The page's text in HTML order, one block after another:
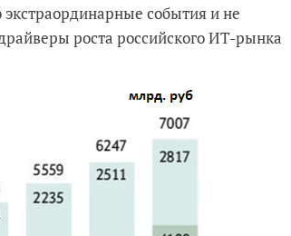
экстраординарные события и не
роста российского ИТ-рынка